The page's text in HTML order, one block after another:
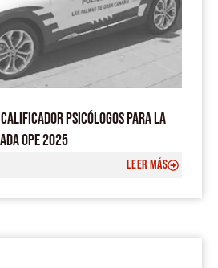
PSICÓLOGOS PARA LA
OPE 2025
LEER MÁS